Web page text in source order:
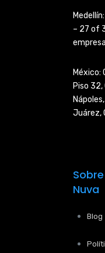
– 27 of
México:
Piso 32,
Nápoles,
Juárez,
Sobre
Nuva
Blog